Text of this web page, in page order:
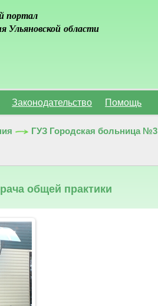
портал
Ульяновской области
Законодательство Помощь
ГУЗ Городская больница №3
общей практики